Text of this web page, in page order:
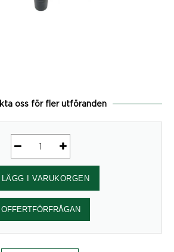
oss för fler utföranden
Konstväxt
Monstera
H:150
cm
mängd
LÄGG I VARUKORGEN
OFFERTFÖRFRÅGAN